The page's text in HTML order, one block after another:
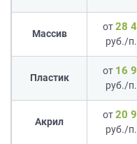
Массив
от28
руб./
Пластик
от 16
руб./
Акрил
от20
руб./